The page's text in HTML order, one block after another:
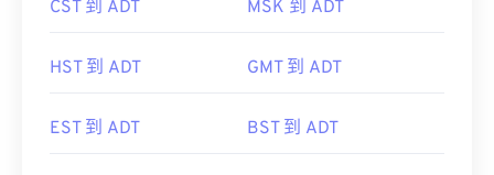
CST 到 ADT MSK 到 ADT
HST 到 ADT GMT 到 ADT
EST 到 ADT BST 到 ADT